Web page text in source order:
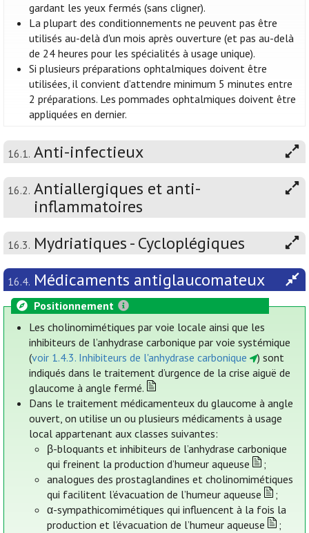
gardant les yeux fermés (sans cligner).
La plupart des conditionnements ne peuvent pas être
utilisés au-delà d'un mois après ouverture (et pas au-delà
de 24 heures pour les spécialités à usage unique).
Si plusieurs préparations ophtalmiques doivent être
utilisées, il convient d’attendre minimum 5 minutes entre
2 préparations. Les pommades ophtalmiques doivent être
appliquées en dernier.
16.1. Anti-infectieux
16.2. Antiallergiques et anti-
inflammatoires
16.3. Mydriatiques - Cycloplégiques
16.4. Médicaments antiglaucomateux
Positionnement
Les cholinomimétiques par voie locale ainsi que les
inhibiteurs de l’anhydrase carbonique par voie systémique
(voir 1.4.3. Inhibiteurs de l'anhydrase carbonique
) sont
indiqués dans le traitement d’urgence de la crise aiguë de
glaucome à angle fermé.
Dans le traitement médicamenteux du glaucome à angle
ouvert, on utilise un ou plusieurs médicaments à usage
local appartenant aux classes suivantes:
β-bloquants et inhibiteurs de l’anhydrase carbonique
qui freinent la production d’humeur aqueuse
;
analogues des prostaglandines et cholinomimétiques
qui facilitent l’évacuation de l’humeur aqueuse
;
α-sympathicomimétiques qui influencent à la fois la
production et l’évacuation de l’humeur aqueuse
;